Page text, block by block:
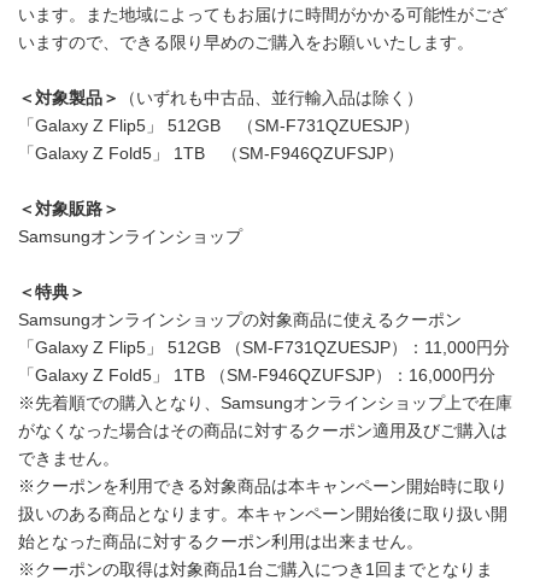
います。また地域によってもお届けに時間がかかる可能性がござ
いますので、できる限り早めのご購入をお願いいたします。
＜対象製品＞
（いずれも中古品、並行輸入品は除く）
「Galaxy Z Flip5」 512GB （SM-F731QZUESJP）
「Galaxy Z Fold5」 1TB （SM-F946QZUFSJP）
＜対象販路＞
Samsungオンラインショップ
＜特典＞
Samsungオンラインショップの対象商品に使えるクーポン
「Galaxy Z Flip5」 512GB （SM-F731QZUESJP）：11,000円分
「Galaxy Z Fold5」 1TB （SM-F946QZUFSJP）：16,000円分
※先着順での購入となり、Samsungオンラインショップ上で在庫
がなくなった場合はその商品に対するクーポン適用及びご購入は
できません。
※クーポンを利用できる対象商品は本キャンペーン開始時に取り
扱いのある商品となります。本キャンペーン開始後に取り扱い開
始となった商品に対するクーポン利用は出来ません。
※クーポンの取得は対象商品1台ご購入につき1回までとなりま